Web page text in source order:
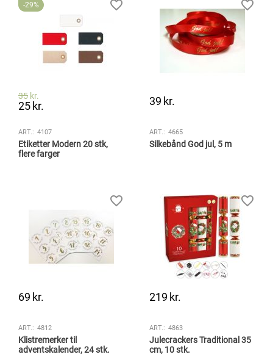
29%
35 kr.
25kr.
ART.: 4107
Etiketter Modern 20 stk,
flere farger
39 kr.
ART.: 4665
Silkebånd God jul, 5 m
69 kr.
ART.: 4812
Klistremerker til
adventskalender, 24 stk.
219 kr.
ART.: 4863
Julecrackers Traditional 35
cm, 10 stk.